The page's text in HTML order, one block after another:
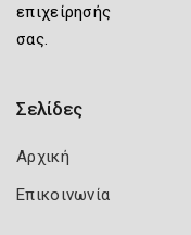
επιχείρησής
σας.
Σελίδες
Αρχική
Επικοινωνία